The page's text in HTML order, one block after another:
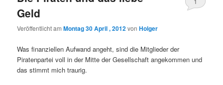
Geld
Veröffentlicht amMontag 30 April , 2012vonHolger
Was finanziellen Aufwand angeht, sind die Mitglieder der
Piratenpartei voll in der Mitte der Gesellschaft angekommen und
das stimmt mich traurig.